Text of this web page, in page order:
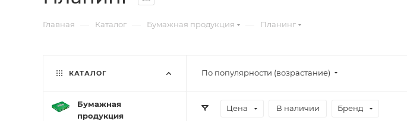
Главная — Каталог — Бумажная продукция — Планинг
По популярности (возрастание)
Цена В наличии Бренд
КАТАЛОГ
Бумажная
продукция